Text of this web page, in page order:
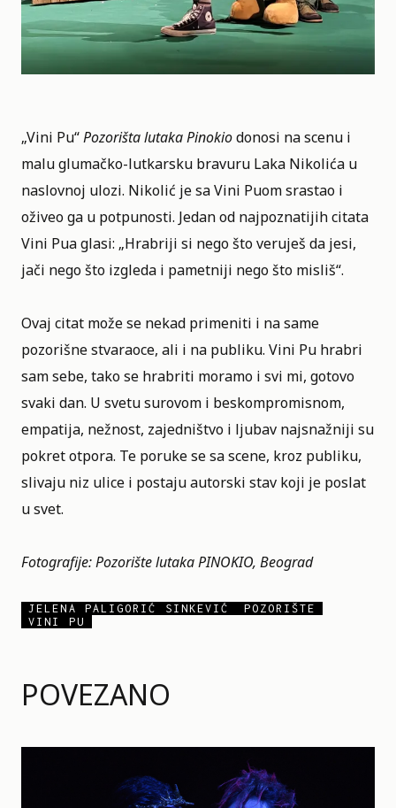
POVEZANO
„Vini Pu“Pozorišta lutaka Pinokiodonosi na scenu i
malu glumačko-lutkarsku bravuru Laka Nikolića u
naslovnoj ulozi. Nikolić je sa Vini Puom srastao i
oživeo ga u potpunosti. Jedan od najpoznatijih citata
Vini Pua glasi: „Hrabriji si nego što veruješ da jesi,
jači nego što izgleda i pametniji nego što misliš“.
Ovaj citat može se nekad primeniti i na same
pozorišne stvaraoce, ali i na publiku. Vini Pu hrabri
sam sebe, tako se hrabriti moramo i svi mi, gotovo
svaki dan. U svetu surovom i beskompromisnom,
empatija, nežnost, zajedništvo i ljubav najsnažniji su
pokret otpora. Te poruke se sa scene, kroz publiku,
slivaju niz ulice i postaju autorski stav koji je poslat
u svet.
Fotografije: Pozorište lutaka PINOKIO, Beograd
JELENA PALIGORIĆ SINKEVIĆ
POZORIŠTE
VINI PU